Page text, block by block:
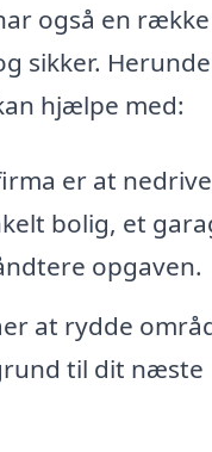
også en række
sikker.
hjælpe med:
er at nedrive
bolig, et
opgaven.
at rydde
til dit næste